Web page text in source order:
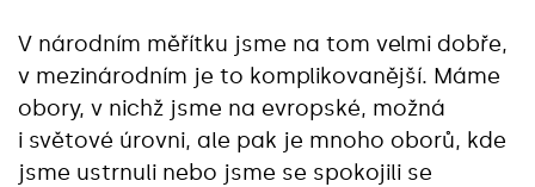
V národním měřítku jsme na tom velmi dobře,
v mezinárodním je to komplikovanější. Máme
obory, v nichž jsme na evropské, možná
i světové úrovni, ale pak je mnoho oborů, kde
jsme ustrnuli nebo jsme se spokojili se